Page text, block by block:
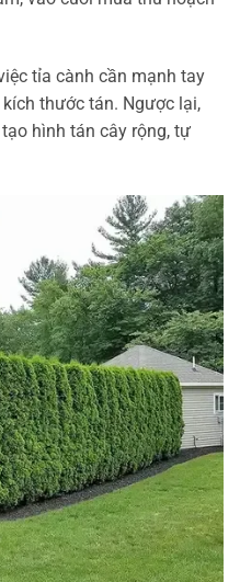
tỉa cành cần mạnh tay
thước tán. Ngược lại,
hình tán cây rộng, tự